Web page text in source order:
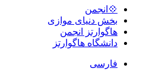
💠انجمن
بخش دنیای موازی
هاگوارتز انجمن
دانشگاه هاگوارتز
فارسی